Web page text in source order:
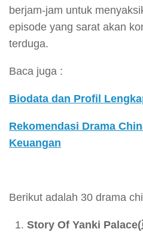
berjam-jam untuk
episode yang sarat akan
terduga.
Baca juga :
Biodata dan Profil
Rekomendasi Drama
Keuangan
Berikut adalah 30 drama
Story Of Yanki Palace(